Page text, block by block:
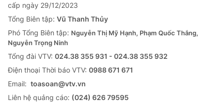
cấp ngày 29/12/2023
Tổng Biên tập: Vũ Thanh Thủy
Phó Tổng Biên tập: Nguyễn Thị Mỹ Hạnh, Phạm Quốc Thắng,
Nguyễn Trọng Ninh
Tổng đài VTV: 024.38 355 931 - 024.38 355 932
Ðiện thoại Thời báo VTV: 0988 671 671
Email: toasoan@vtv.vn
Liên hệ quảng cáo: (024) 626 79595